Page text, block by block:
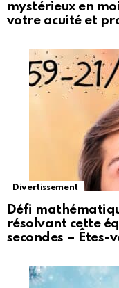
mystérieux en
votre acuité et
Divertissement
Défi
résolvant cette
secondes – Êtes-